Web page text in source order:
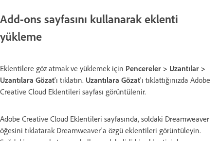
Add-ons sayfasını kullanarak eklenti
yükleme
Eklentilere göz atmak ve yüklemek için Pencereler > Uzantılar >
Uzantılara Gözat'ı tıklatın. Uzantılara Gözat'ı tıklattığınızda Adobe
Creative Cloud Eklentileri sayfası görüntülenir.
Adobe Creative Cloud Eklentileri sayfasında, soldaki Dreamweaver
öğesini tıklatarak Dreamweaver'a özgü eklentileri görüntüleyin.